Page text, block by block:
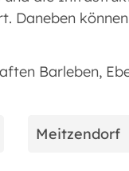
Daneben
Barleben,
Meitzendorf